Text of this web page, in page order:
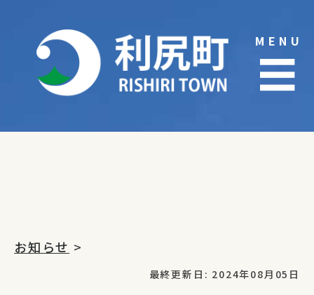
content
MENU
☰
お知らせ >
最終更新日: 2024年08月05日